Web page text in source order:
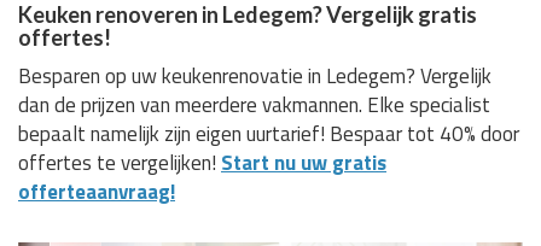
Keuken renoveren in Ledegem? Vergelijk gratis
offertes!
Besparen op uw keukenrenovatie in Ledegem? Vergelijk
dan de prijzen van meerdere vakmannen. Elke specialist
bepaalt namelijk zijn eigen uurtarief! Bespaar tot 40% door
offertes te vergelijken! Start nu uw gratis
offerteaanvraag!